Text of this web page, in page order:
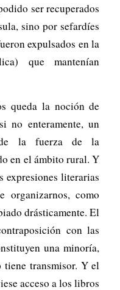
ser recuperados
sino por sefardíes
expulsados en la
que mantenían
queda la noción de
no enteramente, un
de la fuerza de la
en el ámbito rural. Y
expresiones literarias
como
drásticamente. El
con las
una minoría,
tiene transmisor. Y el
acceso a los libros